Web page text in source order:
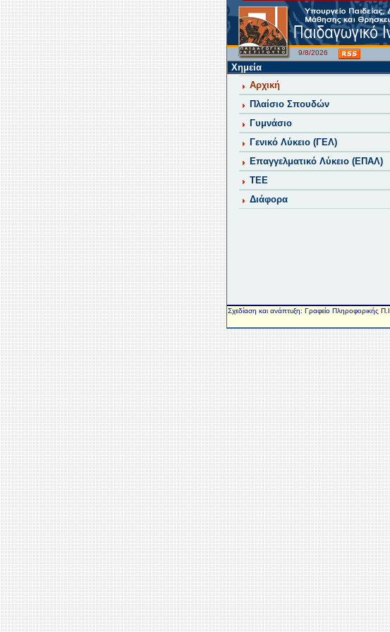
9/8/2026
Χημεία
Αρχική
Πλαίσιο Σπουδών
Γυμνάσιο
Γενικό Λύκειο (ΓΕΛ)
Επαγγελματικό Λύκειο (ΕΠΑΛ)
ΤΕΕ
Διάφορα
Σχεδίαση και ανάπτυξη: Γραφείο Πληροφορικής Π.Ι.